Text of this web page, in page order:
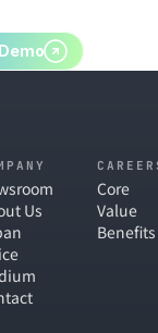
Us
Core
Value
Benefits